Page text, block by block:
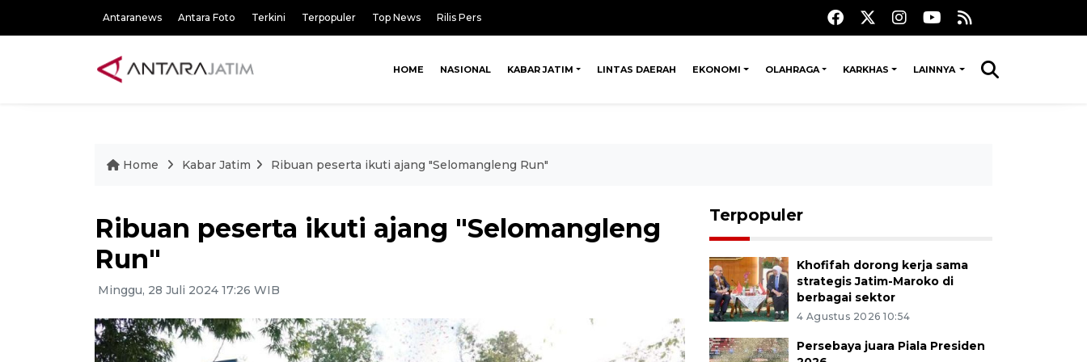
Antaranews Antara Foto Terkini Terpopuler Top News Rilis Pers
HOME NASIONAL KABAR JATIM LINTAS DAERAH EKONOMI OLAHRAGA KARKHAS LAINNYA
Home Kabar Jatim Ribuan peserta ikuti ajang "Selomangleng Run"
Ribuan peserta ikuti ajang "Selomangleng
Run"
Minggu, 28 Juli 2024 17:26 WIB
Terpopuler
Khofifah dorong kerja sama
strategis Jatim-Maroko di
berbagai sektor
4 Agustus 2026 10:54
Persebaya juara Piala Presiden